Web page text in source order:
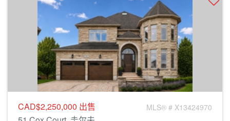
CAD$2,250,000 出售 MLS® # X13424970